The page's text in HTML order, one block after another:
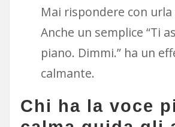
Mai rispondere con
Anche un semplice “Ti
piano. Dimmi.” ha un
calmante.
Chi ha la voce